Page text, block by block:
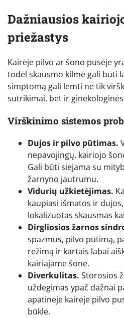
Dažniausios
priežastys
Kairėje pilvo ar šono pusėje
todėl skausmo kilmė gali būti
simptomą gali lemti ne tik
sutrikimai, bet ir
Virškinimo sistemos
Dujos ir pilvo pūtimas.
nepavojingų, kairiojo
Gali būti siejama su
žarnyno jautrumu.
Vidurių užkietėjimas.
kaupiasi išmatos ir
lokalizuotas skausmas
Dirgliosios žarnos
spazmus, pilvo pūtimą,
režimą ir kartais labai
kairiajame šone.
Diverkulitas. Storosios
uždegimas ypač dažnai
apatinėje kairėje pilvo
būklė.